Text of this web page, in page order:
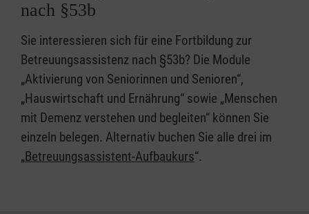
nach §53b
Sie interessieren sich für eine Fortbildung zur
Betreuungsassistenz nach §53b? Die Module
„Aktivierung von Seniorinnen und Senioren“,
„Hauswirtschaft und Ernährung“ sowie „Menschen
mit Demenz verstehen und begleiten“ können Sie
einzeln belegen. Alternativ buchen Sie alle drei im
„Betreuungsassistent-Aufbaukurs“.